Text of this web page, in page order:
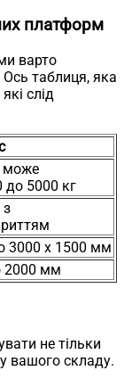
платформ
варто
Ось таблиця, яка
слід
може
до 5000 кг
з
3000 х 1500 мм
2000 мм
не тільки
вашого складу.